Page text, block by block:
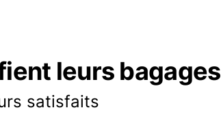
leurs bagages
satisfaits